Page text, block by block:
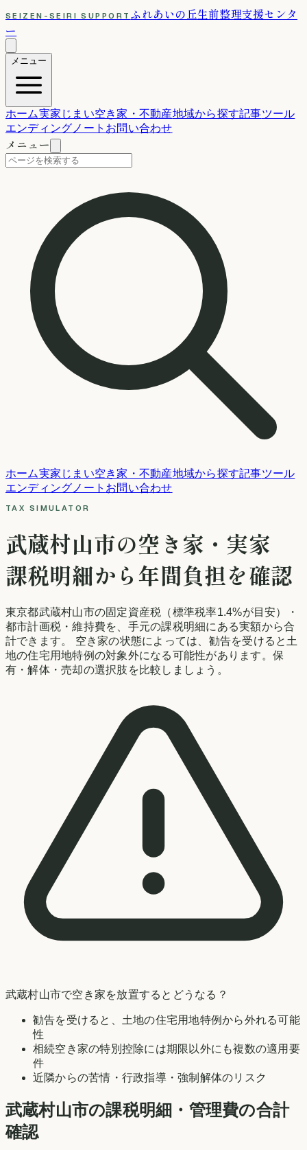
SEIZEN-SEIRI SUPPORT ふれあいの丘生前整理支援センタ
ー
メニュー
ホーム実家じまい空き家・不動産地域から探す記事ツール
エンディングノート お問い合わせ
メニュー
ホーム実家じまい空き家・不動産地域から探す記事ツール
エンディングノート お問い合わせ
TAX SIMULATOR
武蔵村山市の空き家・実家
課税明細から年間負担を確認
東京都武蔵村山市の固定資産税 （標準税率1.4%が目安）
・
都市計画税・維持費を、手元の課税明細にある実額から合
計できます。 空き家の状態によっては、勧告を受けると土
地の住宅用地特例の対象外になる可能性があります。保
有・解体・売却の選択肢を比較しましょう。
武蔵村山市で空き家を放置するとどうなる？
勧告を受けると、土地の住宅用地特例から外れる可能
性
相続空き家の特別控除には期限以外にも複数の適用要
件
近隣からの苦情・行政指導・強制解体のリスク
武蔵村山市の課税明細・管理費の合計
確認